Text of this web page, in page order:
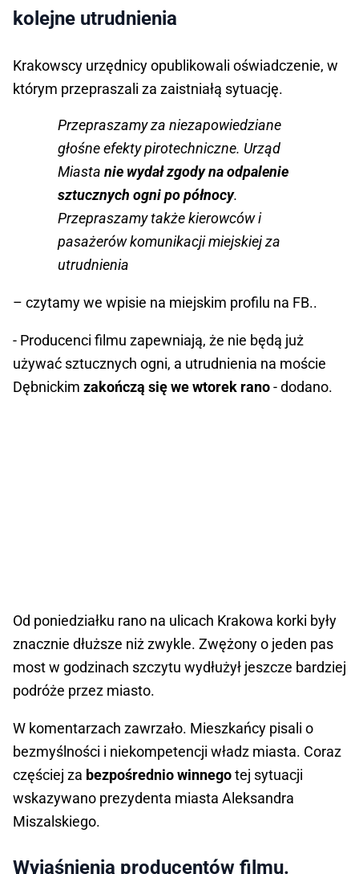
kolejne utrudnienia
Krakowscy urzędnicy opublikowali oświadczenie, w
którym przepraszali za zaistniałą sytuację.
Przepraszamy za niezapowiedziane
głośne efekty pirotechniczne. Urząd
Miasta nie wydał zgody na odpalenie
sztucznych ogni po północy.
Przepraszamy także kierowców i
pasażerów komunikacji miejskiej za
utrudnienia
– czytamy we wpisie na miejskim profilu na FB..
- Producenci filmu zapewniają, że nie będą już
używać sztucznych ogni, a utrudnienia na moście
Dębnickim zakończą się we wtorek rano- dodano.
Od poniedziałku rano na ulicach Krakowa korki były
znacznie dłuższe niż zwykle. Zwężony o jeden pas
most w godzinach szczytu wydłużył jeszcze bardziej
podróże przez miasto.
W komentarzach zawrzało. Mieszkańcy pisali o
bezmyślności i niekompetencji władz miasta. Coraz
częściej za bezpośrednio winnegotej sytuacji
wskazywano prezydenta miasta Aleksandra
Miszalskiego.
Wyjaśnienia producentów filmu.